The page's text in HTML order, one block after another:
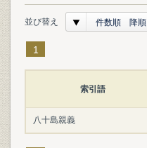
並び替え 件数順 降順
1
索引語
八十島親義